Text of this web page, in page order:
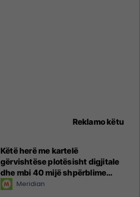
Reklamo këtu
Këtë herë me kartelë
gërvishtëse plotësisht digjitale
dhe mbi 40 mijë shpërblime
instant!Meridian